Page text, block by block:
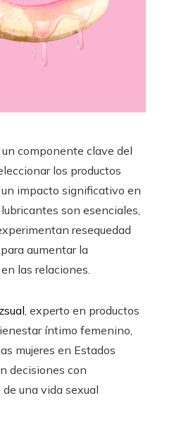
componente clave del
los productos
impacto significativo en
son esenciales,
resequedad
aumentar la
las relaciones.
, experto en productos
íntimo femenino,
mujeres en Estados
decisiones con
una vida sexual